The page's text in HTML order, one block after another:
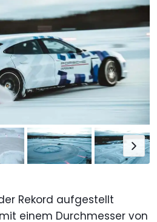
Rekord aufgestellt
einem Durchmesser von